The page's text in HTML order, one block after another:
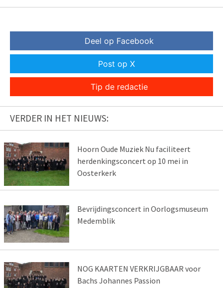
Deel op Facebook
Post op X
Tip de redactie
VERDER IN HET NIEUWS:
Hoorn Oude Muziek Nu faciliteert
herdenkingsconcert op 10 mei in
Oosterkerk
Bevrijdingsconcert in Oorlogsmuseum
Medemblik
NOG KAARTEN VERKRIJGBAAR voor
Bachs Johannes Passion